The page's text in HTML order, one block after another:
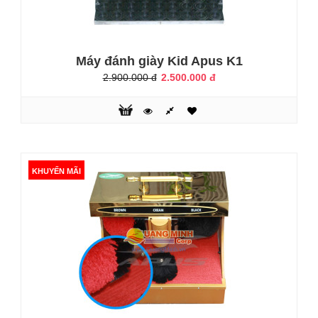
Cấu tạo chung của máy đánh giày CX-1125B gồm:01 moto
công suất 95WĐặc biệt với 01 chổi đánh đế giầy (màu đen)
chổi đánh bóng (màu đỏ để bóng giày màu đen, màu ghi để
đánh bóng giày màu trắng, hoặc màu nâu)01 hộp đựng xi
gắn trên tay vịn có dung tích chứa xi là 650ml01 tay vịn
Máy đánh giày Kid Apus K1
2.900.000 đ 2.500.000 đ
KHUYẾN MÃI